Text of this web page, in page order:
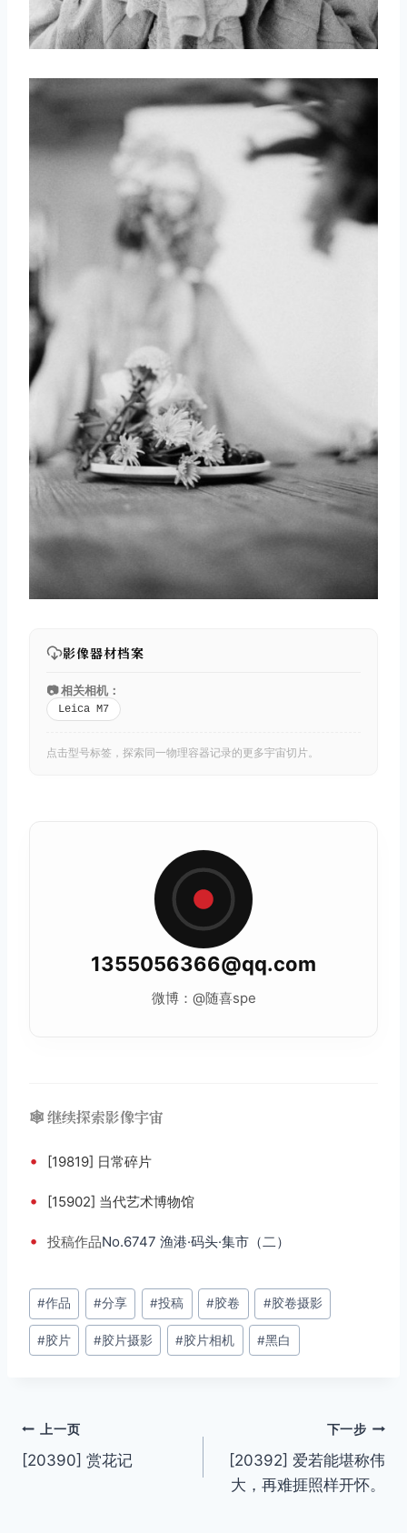
影像器材档案
📷 相关相机：
Leica M7
点击型号标签，探索同一物理容器记录的更多宇宙切片。
1355056366@qq.com
微博：@随喜spe
🕸️ 继续探索影像宇宙
• [19819] 日常碎片
• [15902] 当代艺术博物馆
• 投稿作品No.6747 渔港·码头·集市（二）
文
章
标
#作品 #分享 #投稿 #胶卷 #胶卷摄影
#胶片 #胶片摄影 #胶片相机 #黑白
文
章
上一页
[20390] 赏花记
下一步
[20392] 爱若能堪称伟
大，再难捱照样开怀。